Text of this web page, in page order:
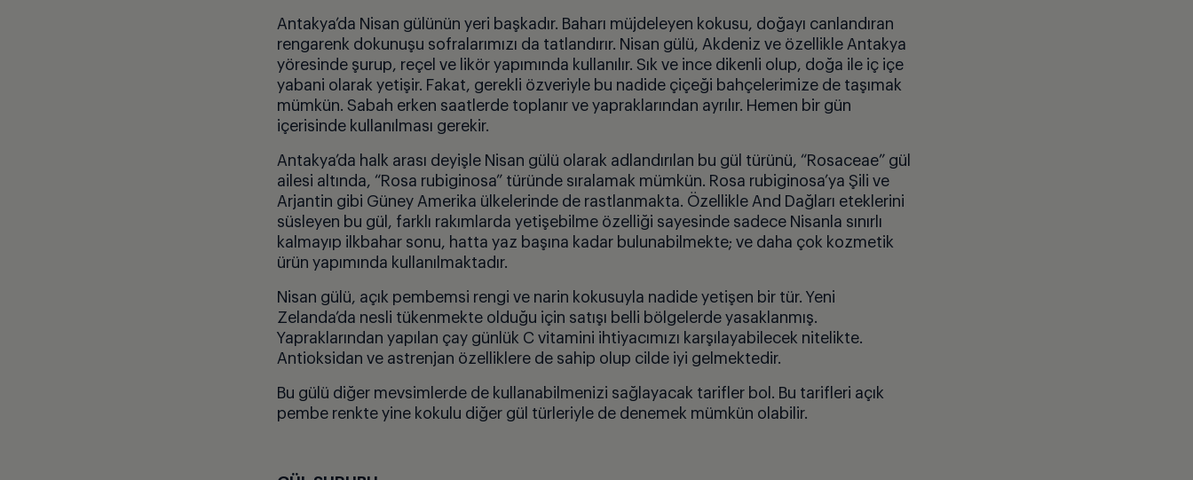
Antakya’da Nisan gülünün yeri başkadır. Baharı müjdeleyen kokusu, doğayı canlandıran
rengarenk dokunuşu sofralarımızı da tatlandırır. Nisan gülü, Akdeniz ve özellikle Antakya
yöresinde şurup, reçel ve likör yapımında kullanılır. Sık ve ince dikenli olup, doğa ile iç içe
yabani olarak yetişir. Fakat, gerekli özveriyle bu nadide çiçeği bahçelerimize de taşımak
mümkün. Sabah erken saatlerde toplanır ve yapraklarından ayrılır. Hemen bir gün
içerisinde kullanılması gerekir.
Antakya’da halk arası deyişle Nisan gülü olarak adlandırılan bu gül türünü, “Rosaceae” gül
ailesi altında, “Rosa rubiginosa” türünde sıralamak mümkün. Rosa rubiginosa’ya Şili ve
Arjantin gibi Güney Amerika ülkelerinde de rastlanmakta. Özellikle And Dağları eteklerini
süsleyen bu gül, farklı rakımlarda yetişebilme özelliği sayesinde sadece Nisanla sınırlı
kalmayıp ilkbahar sonu, hatta yaz başına kadar bulunabilmekte; ve daha çok kozmetik
ürün yapımında kullanılmaktadır.
Nisan gülü, açık pembemsi rengi ve narin kokusuyla nadide yetişen bir tür. Yeni
Zelanda’da nesli tükenmekte olduğu için satışı belli bö lgelerde yasaklanmış.
Yapraklarından yapılan çay günlük C vitamini ihtiyacımızı karşılayabilecek nitelikte.
Antioksidan ve astrenjan özelliklere de sahip olup cilde iyi gelmektedir.
Bu gülü diğer mevsimlerde de kullanabilmenizi sağlayacak tarifler bol. Bu tarifleri açık
pembe renkte yine kokulu diğer gül türleriyle de denemek mümkün olabilir.